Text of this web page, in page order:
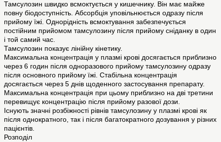
Тамсулозин швидко всмоктується у кишечнику. Він має майже
повну біодоступність. Абсорбція уповільнюється одразу після
прийому їжі. Однорідність всмоктування забезпечується
постійним прийомом тамсулозину після прийому сніданку в один
і той самий час.
Тамсулозин показує лінійну кінетику.
Максимальна концентрація у плазмі крові досягається приблизно
через 6 годин після одноразового прийому тамсулозину одразу
після основного прийому їжі. Стабільна концентрація
досягається через 5 днів щоденного застосування препарату.
Максимальна концентрація при цьому приблизно на дві третини
перевищує концентрацію після прийому разової дози.
Існують значні розбіжності рівнів тамсулозину у плазмі крові як
після однократного, так і після багатократного дозування у різних
пацієнтів.
Розподіл